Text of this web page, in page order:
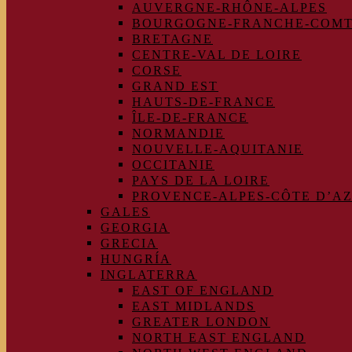
AUVERGNE-RHÔNE-ALPES
BOURGOGNE-FRANCHE-
BRETAGNE
CENTRE-VAL DE LOIRE
CORSE
GRAND EST
HAUTS-DE-FRANCE
ÎLE-DE-FRANCE
NORMANDIE
NOUVELLE-AQUITANIE
OCCITANIE
PAYS DE LA LOIRE
PROVENCE-ALPES-CÔTE
GALES
GEORGIA
GRECIA
HUNGRÍA
INGLATERRA
EAST OF ENGLAND
EAST MIDLANDS
GREATER LONDON
NORTH EAST ENGLAND